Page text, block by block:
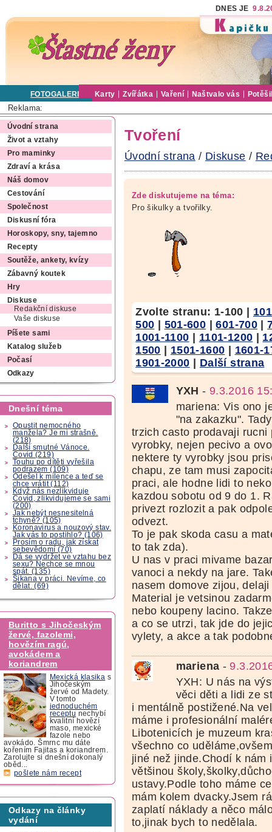
DNES JE
FOTOGALERIE Karty Zvířátka Vaření Naštvalo vás
Reklama:
Úvodní strana
Život a vztahy
Pro maminky
Zdraví a krása
Náš domov
Cestování
Společnost
Diskusní fóra
Horoskopy, sny, tajemno
Recepty
Soutěže, ankety, kvízy
Zábavný koutek
Hry
Diskuse
Redakční diskuse
Vaše diskuse
Píšete sami
Katalog služeb
Počasí
Odkazy
Dnešní téma
Opustit nemocného
manžela? Je mi strašně.
(218)
Další smutné Vánoce.
Covid (219)
Touhu po dítěti vyřešila
podrazem (109)
Odešel k milence a teď se
chce vrátit (112)
Když nás nezlikviduje
Covid, zlikvidujeme se sami
(200)
Jak nebýt nesnesitelná
tchyně? (105)
Koronavirus a nouzový stav.
Jak vás to postihlo? (106)
Prosím o radu, jak získat
sebevědomí (70)
Dá se vydržet ve vztahu bez
sexu? Nechce se mnou
spát. (135)
Šikana v práci. Nevíme, co
dělat. (69)
Buritto s Jihočeským
žervé, fazolemi,
hovězím ragú,
avokádem a
koriandrem
Mexická klasika s
Jihočeským
žervé od Madety.
V tomto
jednoduchém
receptu nechybí
kvalitní hovězí
maso, mexické
fazole nebo
avokádo. Šmrnc mu dáte
kořením Fajitas a koriandrem.
Zarolujte si dnešní dokonalý
oběd...
pošlete nám recept
Odkazy na články
vydání
Tvoření
Úvodní strana / Diskuse /
Zde diskutujeme na téma:
Pro šikulky a tvořilky.
Zvolte stranu: 1-100 |
500 | 501-600 |601-700 |
1001-1100 | 1101-1200 |
1500 | 1501-1600 | 1601-
1901-2000 | Další strana
YXH - 9.3.2016
mariena: Vis ono
"na zakazku".
trzich casto prodavaji rucni
vyrobky, nejen pecivo a
nektere ty vyrobky jsou
chapu, ze tam musi
praci, ale hodne lidi to
kazdou sobotu od 9 do 1.
privezt rozlozit a pak
odvezt.
To je pak skoda casu a
to tak zda).
U nas v praci mivame
vanoci a nekdy na jare.
nasem domove zijou,
Material je vetsinou
nebo koupeny lacino.
a co se utrzi, tak jde do
vylety, a akce a tak
mariena -
YXH: U nás na
věci děti a lidi ze
i mentálně postižené.Na
máme i profesionální
Libotenicích je muzeum
všechno co
jiné než jinde.Chodí k nám
většinou
ustavy.Podle toho máme
mám kolem dvacky.Jsem
zaplatí náklady a něco
to,jinak bych to nedělala.